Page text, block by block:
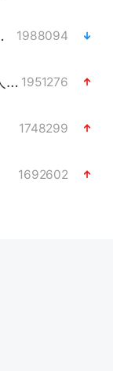
情招待 1988094
四川宜宾市高县4.9级地震致1人死亡 1951276
1748299
1692602